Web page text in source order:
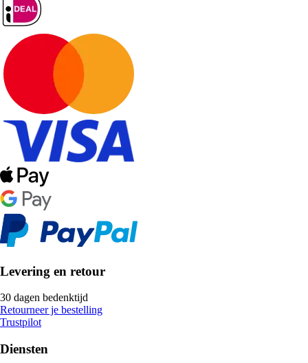
Levering en retour
30 dagen bedenktijd
Retourneer je bestelling
Trustpilot
Diensten